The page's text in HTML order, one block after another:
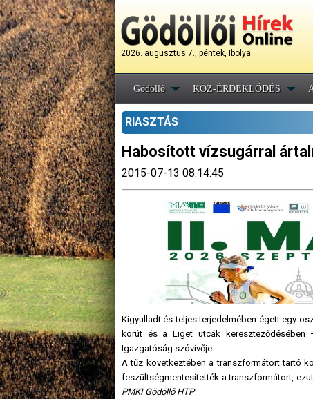
2026. augusztus 7., péntek, Ibolya
Gödöllő KÖZ-ÉRDEKLŐDÉS
RIASZTÁS
Habosított vízsugárral
2015-07-13 08:14:45
Kigyulladt és teljes terjedelmében égett egy
körút és a Liget utcák kereszteződésében
Igazgatóság szóvivője.
A tűz következtében a transzformátort tartó
feszültségmentesítették a transzformátort,
PMKI Gödöllő HTP